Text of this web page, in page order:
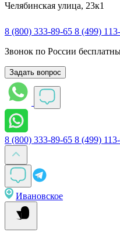
Челябинская улица, 23к1
8 (800) 333-89-65 8 (499)
Звонок по России
Задать вопрос
8 (800) 333-89-65 8 (499)
Ивановское